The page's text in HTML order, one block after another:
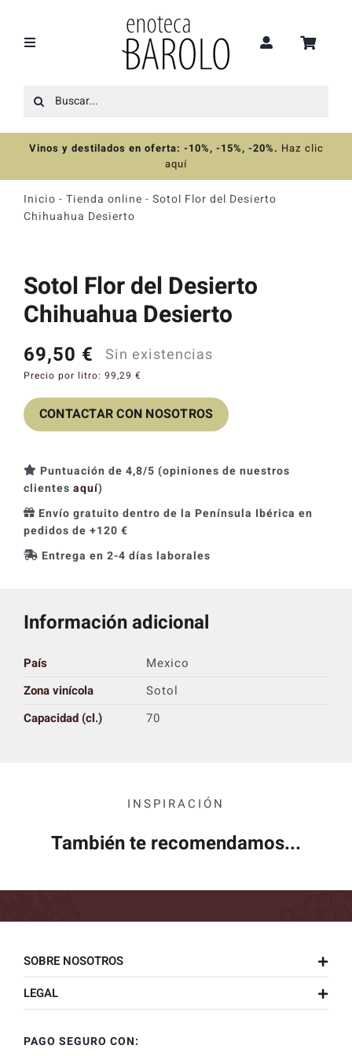
contenido
Toggle
Recomendaciones
Ofertas
Colecciones
Destilados
Catas y Actividades
Buscar:
Vinos y destilados en oferta: -10%, -15%, -20%. Haz clic
aquí
Inicio - Tienda online - Sotol Flor del Desierto
Chihuahua Desierto
Sotol Flor del Desierto
Chihuahua Desierto
69,50 € Sin existencias
Precio por litro: 99,29 €
CONTACTAR CON NOSOTROS
Puntuación de 4,8/5 (opiniones de nuestros
clientes aquí)
Envío gratuito dentro de la Península Ibérica en
pedidos de +120 €
Entrega en 2-4 días laborales
Información adicional
País
Mexico
Zona vinícola
Sotol
Capacidad (cl.)
70
INSPIRACIÓN
También te recomendamos...
SOBRE NOSOTROS
LEGAL
PAGO SEGURO CON: